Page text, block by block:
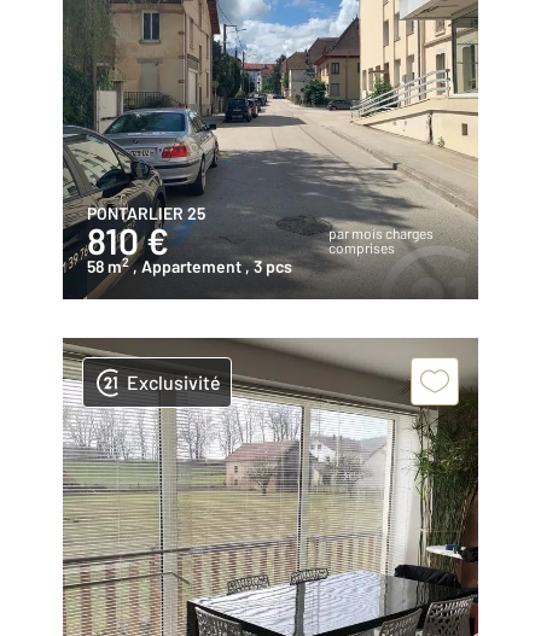
PONTARLIER 25
810 €
par mois charges
comprises
58 m2 , Appartement, 3 pcs
Exclusivité